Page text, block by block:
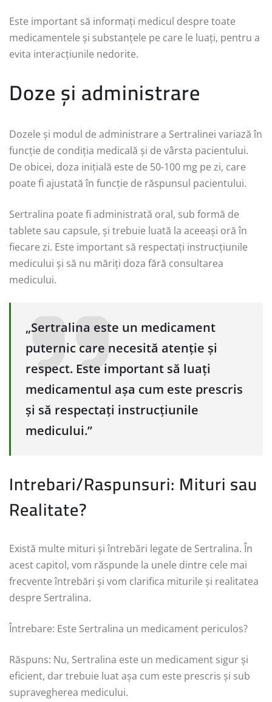
Este important să informați medicul despre toate
medicamentele și substanțele pe care le luați, pentru a
evita interacțiunile nedorite.
Doze și administrare
Dozele și modul de administrare a Sertralinei variază în
funcție de condiția medicală și de vârsta pacientului.
De obicei, doza inițială este de 50-100 mg pe zi, care
poate fi ajustată în funcție de răspunsul pacientului.
Sertralina poate fi administrată oral, sub formă de
tablete sau capsule, și trebuie luată la aceeași oră în
fiecare zi. Este important să respectați instrucțiunile
medicului și să nu măriți doza fără consultarea
medicului.
„Sertralina este un medicament
puternic care necesită atenție și
respect. Este important să luați
medicamentul așa cum este prescris
și să respectați instrucțiunile
medicului.”
Intrebari/Raspunsuri: Mituri sau
Realitate?
Există multe mituri și întrebări legate de Sertralina. În
acest capitol, vom răspunde la unele dintre cele mai
frecvente întrebări și vom clarifica miturile și realitatea
despre Sertralina.
Întrebare: Este Sertralina un medicament periculos?
Răspuns: Nu, Sertralina este un medicament sigur și
eficient, dar trebuie luat așa cum este prescris și sub
supravegherea medicului.